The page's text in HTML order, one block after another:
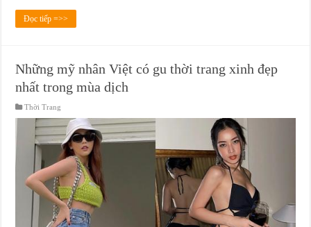
Đọc tiếp =>>
Những mỹ nhân Việt có gu thời trang xinh đẹp
nhất trong mùa dịch
Thời Trang